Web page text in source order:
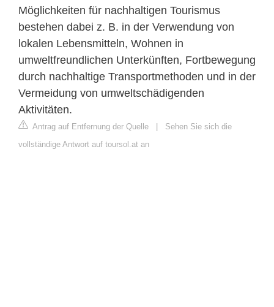
Möglichkeiten für nachhaltigen Tourismus
bestehen dabei z. B. in der Verwendung von
lokalen Lebensmitteln, Wohnen in
umweltfreundlichen Unterkünften, Fortbewegung
durch nachhaltige Transportmethoden und in der
Vermeidung von umweltschädigenden
Aktivitäten.
Antrag auf Entfernung der Quelle
Sehen Sie sich die
vollständige Antwort auf toursol.at an